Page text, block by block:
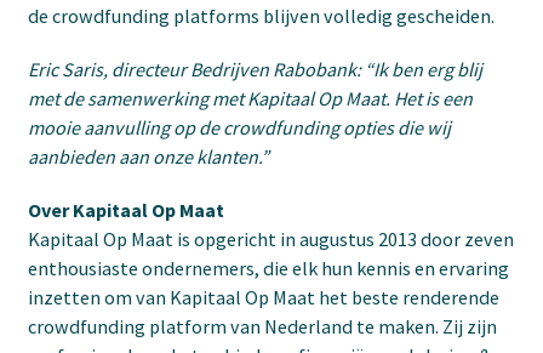
de crowdfunding platforms blijven volledig gescheiden.
Eric Saris, directeur Bedrijven Rabobank: “Ik ben erg blij
met de samenwerking met Kapitaal Op Maat. Het is een
mooie aanvulling op de crowdfunding opties die wij
aanbieden aan onze klanten.”
Over Kapitaal Op Maat
Kapitaal Op Maat is opgericht in augustus 2013 door zeven
enthousiaste ondernemers, die elk hun kennis en ervaring
inzetten om van Kapitaal Op Maat het beste renderende
crowdfunding platform van Nederland te maken. Zij zijn